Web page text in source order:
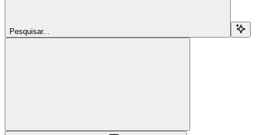
Pesquisar...